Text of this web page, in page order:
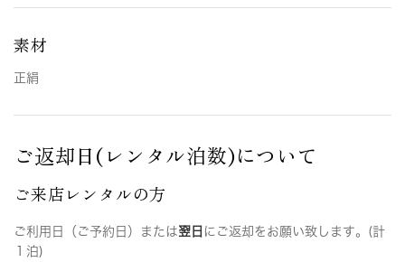
素材
正絹
ご返却日(レンタル泊数)について
ご来店レンタルの方
ご利用日（ご予約日）または翌日 にご返却をお願い致します。(計
１泊)